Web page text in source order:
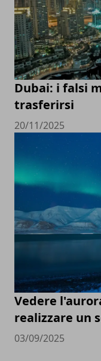
Dubai: i falsi
trasferirsi
20/11/2025
Vedere
realizzare un
03/09/2025